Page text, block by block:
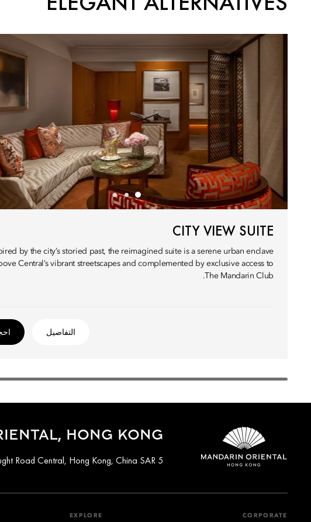
CITY VIEW SUITE
by the city’s storied past, the reimagined suite is a serene urban enclave
Central’s vibrant streetscapes and complemented by exclusive access to
The Mandarin Club.
التفاصيل
HONG KONG
5 Connaught Road Central, Hong Kong, China SAR
CORPORATE
EXPLORE